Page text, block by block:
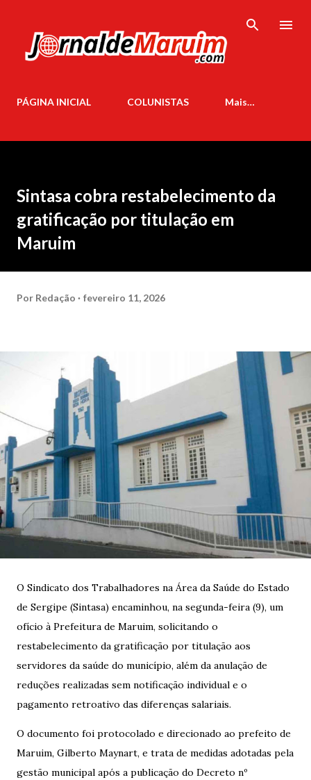
PÁGINA INICIAL COLUNISTAS Mais…
Sintasa cobra restabelecimento da
gratificação por titulação em
Maruim
Por Redação fevereiro 11, 2026
O Sindicato dos Trabalhadores na Área da Saúde do Estado
de Sergipe (Sintasa) encaminhou, na segunda-feira (9), um
ofício à Prefeitura de Maruim, solicitando o
restabelecimento da gratificação por titulação aos
servidores da saúde do município, além da anulação de
reduções realizadas sem notificação individual e o
pagamento retroativo das diferenças salariais.
O documento foi protocolado e direcionado ao prefeito de
Maruim, Gilberto Maynart, e trata de medidas adotadas pela
gestão municipal após a publicação do Decreto nº